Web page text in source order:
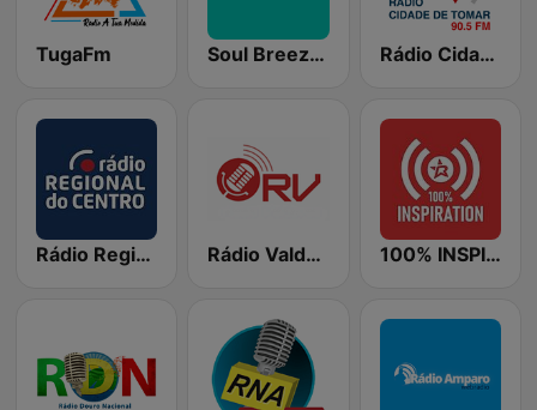
TugaFm Soul Breeze Radio Rádio Cidade de Tomar
Rádio Regional do Centro Rádio Valdevez 100% INSPIRATION